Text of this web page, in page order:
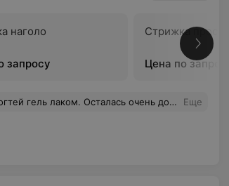
наголо
запросу
Стрижка простая
Цена по запросу
царила такая, будто я давно всех их знаю. Ногти тонкие и очень аккуратно сделаны. И цена работы очень приятно удивила. Рекомендую. Еще